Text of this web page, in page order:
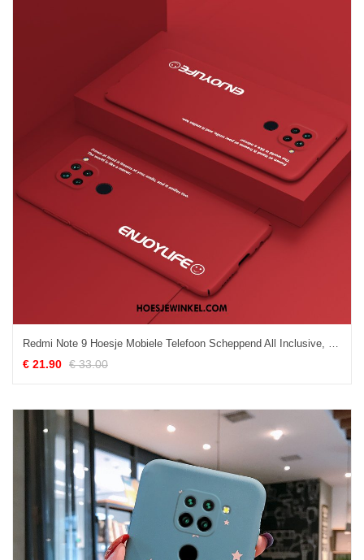
Redmi Note 9 Hoesje Mobiele Telefoon Scheppend All Inclusive, Redmi Note 9 Hoesje Mini Anti-fall Beige
€ 21.90 € 33.00